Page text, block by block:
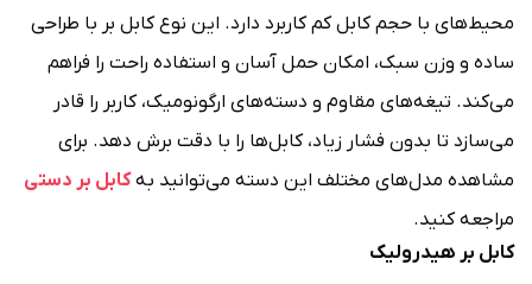
محیط‌های با حجم کابل کم کاربرد دارد. این نوع کابل بر با طراحی
ساده و وزن سبک، امکان حمل آسان و استفاده راحت را فراهم
می‌کند. تیغه‌های مقاوم و دسته‌های ارگونومیک، کاربر را قادر
می‌سازد تا بدون فشار زیاد، کابل‌ها را با دقت برش دهد. برای
مشاهده مدل‌های مختلف این دسته می‌توانید بهکابل بر دستی
مراجعه کنید.
کابل بر هیدرولیک